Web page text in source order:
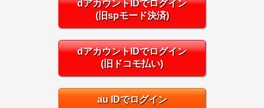
dアカウントIDでログイン
(旧spモード決済)
dアカウントIDでログイン
(旧ドコモ払い)
au IDでログイン